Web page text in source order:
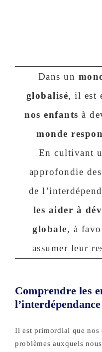
Dans un
globalisé, il est
nos enfants à
monde
En cultivant
approfondie
de
les aider à
globale, à
assumer leur
Comprendre les
l’interdépendance
Il est primordial que nos
problèmes auxquels